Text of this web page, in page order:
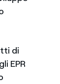
di
EPR